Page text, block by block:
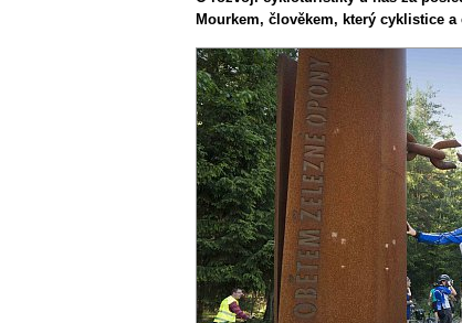
Mourkem, člověkem, který cyklistice